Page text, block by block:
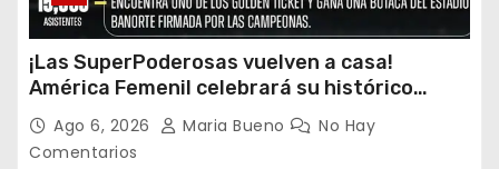
¡Las SuperPoderosas vuelven a casa!
América Femenil celebrará su histórico
triplete con una auténtica fiesta ante Cruz
Azul
Ago 6, 2026 Maria Bueno
No Hay
Comentarios